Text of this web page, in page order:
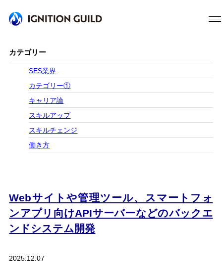
カテゴリー
SES業界
カテゴリー①
キャリア論
スキルアップ
スキルチェンジ
働き方
Webサイトや管理ツール、スマートフォ
ンアプリ向けAPIサーバーなどのバックエ
ンドシステム開発
2025.12.07